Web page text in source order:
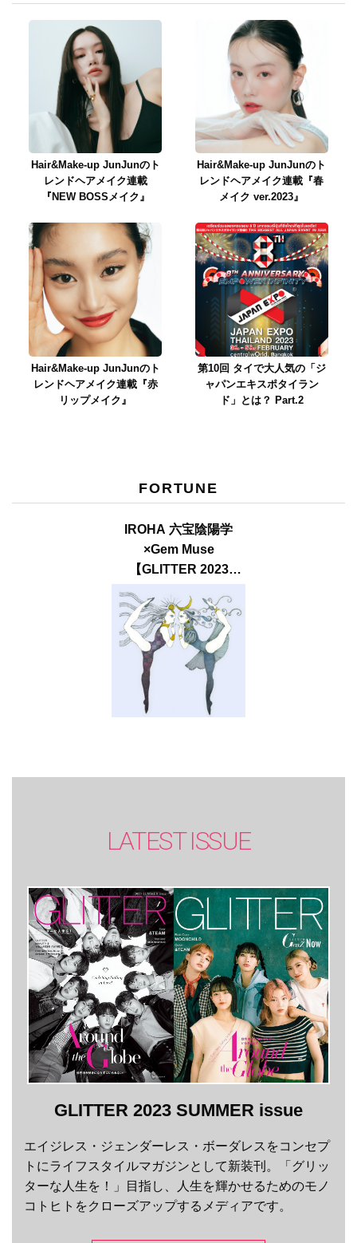
Hair&Make-up JunJunのト
レンドヘアメイク連載
『NEW BOSSメイク』
Hair&Make-up JunJunのト
レンドヘアメイク連載『春
メイク ver.2023』
Hair&Make-up JunJunのト
レンドヘアメイク連載『赤
リップメイク』
第10回 タイで大人気の「ジ
ャパンエキスポタイラン
ド」とは？ Part.2
FORTUNE
IROHA 六宝陰陽学
×Gem Muse
【GLITTER 2023
SUMMER issue】
LATEST ISSUE
GLITTER 2023 SUMMER issue
エイジレス・ジェンダーレス・ボーダレスをコンセプ
トにライフスタイルマガジンとして新装刊。「グリッ
ターな人生を！」目指し、人生を輝かせるためのモノ
コトヒトをクローズアップするメディアです。